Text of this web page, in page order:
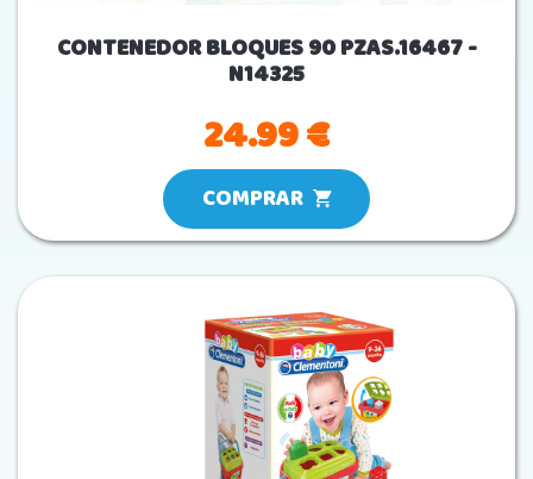
CONTENEDOR BLOQUES 90 PZAS.16467 -
N14325
24.99 €
COMPRAR